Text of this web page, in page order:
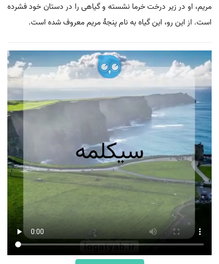
مریم، او در زیر درخت خرما نشسته و گیاهی را در دستان خود فشرده
است. از این رو، این گیاه به نام پنجهٔ مریم معروف شده است.